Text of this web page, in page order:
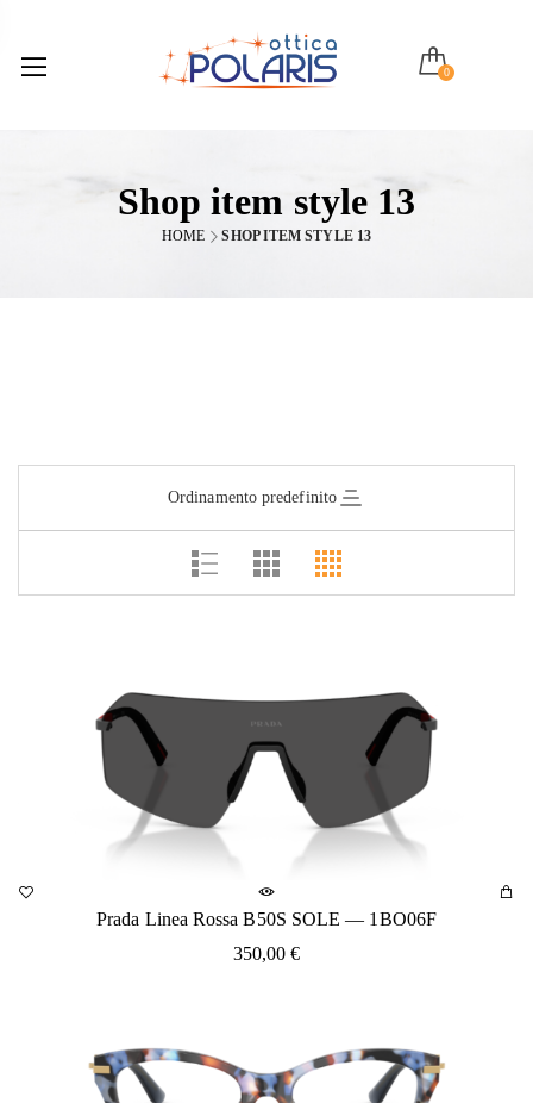
0
Shop item style 13
HOME SHOP ITEM STYLE 13
Ordinamento predefinito
Prada Linea Rossa B50S SOLE — 1BO06F
350,00€